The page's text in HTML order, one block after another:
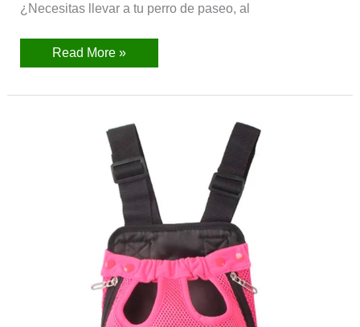
¿Necesitas llevar a tu perro de paseo, al
Read More »
transportines